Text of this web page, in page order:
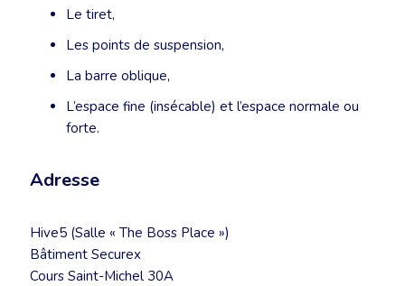
Le tiret,
Les points de suspension,
La barre oblique,
L’espace fine (insécable) et l’espace normale ou
forte.
Adresse
Hive5 (Salle « The Boss Place »)
Bâtiment Securex
Cours Saint-Michel 30A